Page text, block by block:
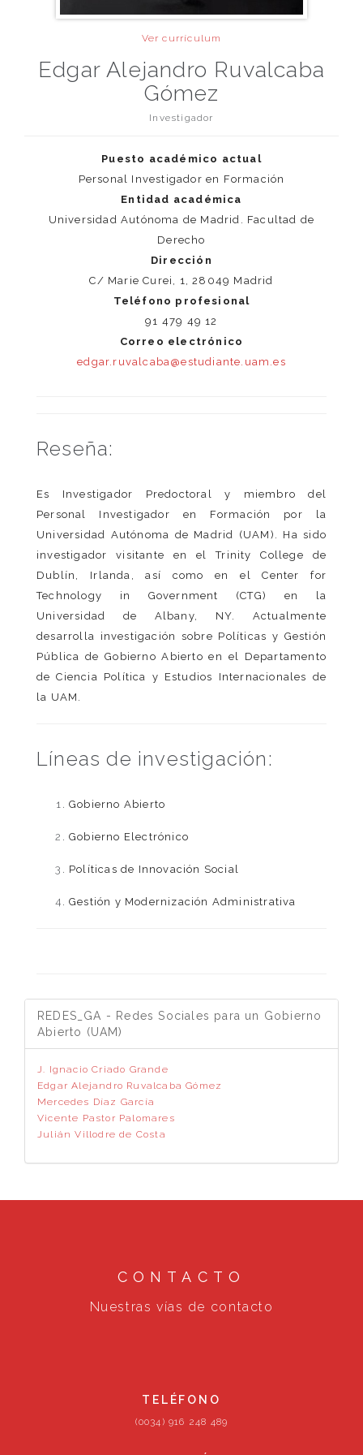
Ver currículum
Edgar Alejandro Ruvalcaba
Gómez
Investigador
Puesto académico actual
Personal Investigador en Formación
Entidad académica
Universidad Autónoma de Madrid. Facultad de
Derecho
Dirección
C/ Marie Curei, 1, 28049 Madrid
Teléfono profesional
91 479 49 12
Correo electrónico
edgar.ruvalcaba@estudiante.uam.es
Reseña:
Es Investigador Predoctoral y miembro del
Personal Investigador en Formación por la
Universidad Autónoma de Madrid (UAM). Ha sido
investigador visitante en el Trinity College de
Dublín, Irlanda, así como en el Center for
Technology in Government (CTG) en la
Universidad de Albany, NY. Actualmente
desarrolla investigación sobre Políticas y Gestión
Pública de Gobierno Abierto en el Departamento
de Ciencia Política y Estudios Internacionales de
la UAM.
Líneas de investigación:
Gobierno Abierto
Gobierno Electrónico
Políticas de Innovación Social
Gestión y Modernización Administrativa
REDES_GA - Redes Sociales para un Gobierno
Abierto (UAM)
J. Ignacio Criado Grande
Edgar Alejandro Ruvalcaba Gómez
Mercedes Díaz García
Vicente Pastor Palomares
Julián Villodre de Costa
CONTACTO
Nuestras vías de contacto
TELÉFONO
(0034) 916 248 489